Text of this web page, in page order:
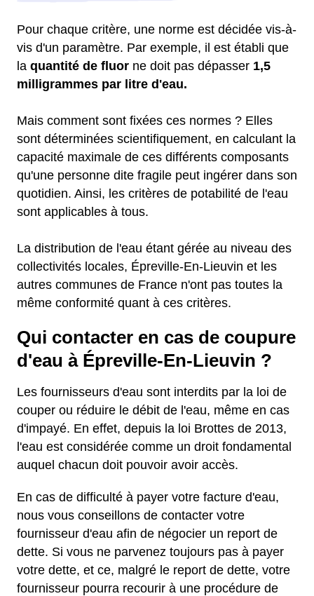
Pour chaque critère, une norme est décidée vis-à-
vis d'un paramètre. Par exemple, il est établi que
la quantité de fluor ne doit pas dépasser 1,5
milligrammes par litre d'eau.
Mais comment sont fixées ces normes ? Elles
sont déterminées scientifiquement, en calculant la
capacité maximale de ces différents composants
qu'une personne dite fragile peut ingérer dans son
quotidien. Ainsi, les critères de potabilité de l'eau
sont applicables à tous.
La distribution de l'eau étant gérée au niveau des
collectivités locales, Épreville-En-Lieuvin et les
autres communes de France n'ont pas toutes la
même conformité quant à ces critères.
Qui contacter en cas de coupure
d'eau à Épreville-En-Lieuvin ?
Les fournisseurs d'eau sont interdits par la loi de
couper ou réduire le débit de l'eau, même en cas
d'impayé. En effet, depuis la loi Brottes de 2013,
l'eau est considérée comme un droit fondamental
auquel chacun doit pouvoir avoir accès.
En cas de difficulté à payer votre facture d'eau,
nous vous conseillons de contacter votre
fournisseur d'eau afin de négocier un report de
dette. Si vous ne parvenez toujours pas à payer
votre dette, et ce, malgré le report de dette, votre
fournisseur pourra recourir à une procédure de